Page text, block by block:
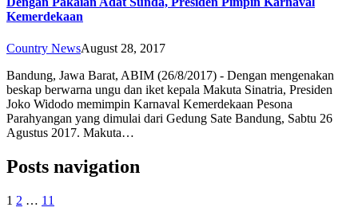
Kemerdekaan
Country NewsAugust 28, 2017
Bandung, Jawa Barat, ABIM (26/8/2017) - Dengan mengenakan
beskap berwarna ungu dan iket kepala Makuta Sinatria, Presiden
Joko Widodo memimpin Karnaval Kemerdekaan Pesona
Parahyangan yang dimulai dari Gedung Sate Bandung, Sabtu 26
Agustus 2017. Makuta…
Posts navigation
1 2 … 11